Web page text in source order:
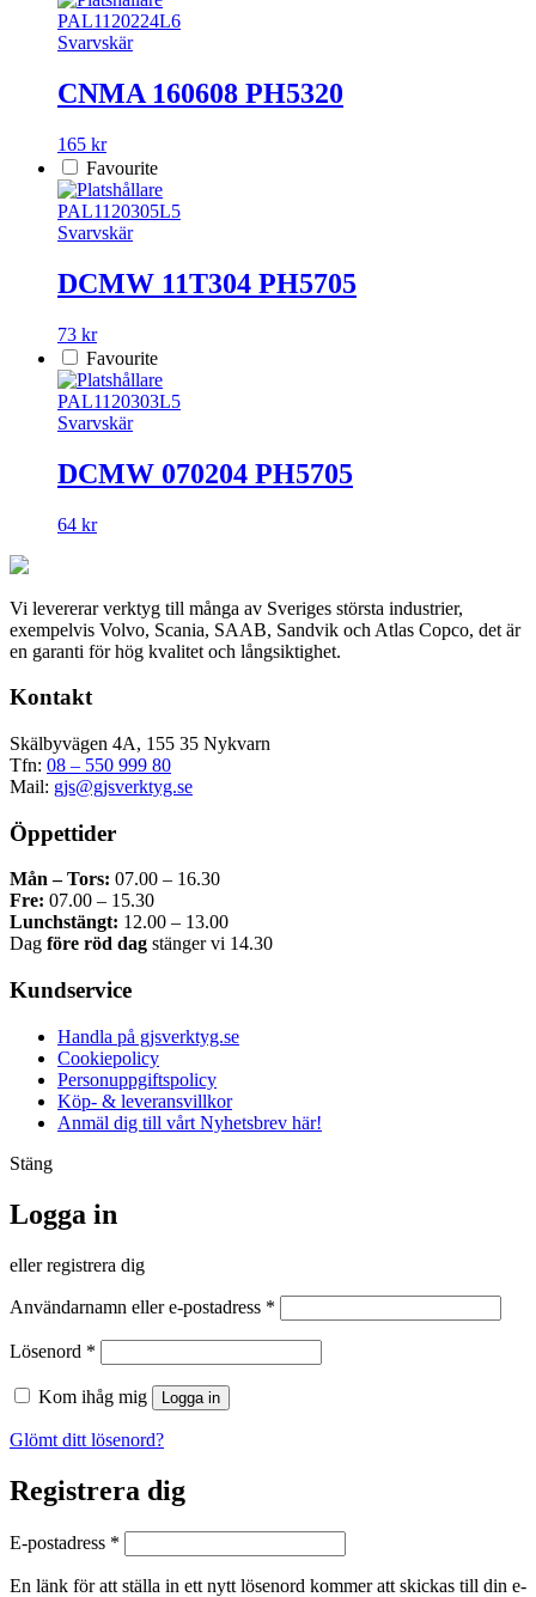
PAL1120224L6
Svarvskär
CNMA 160608 PH5320
165 kr
Favourite
PAL1120305L5
Svarvskär
DCMW 11T304 PH5705
73 kr
Favourite
PAL1120303L5
Svarvskär
DCMW 070204 PH5705
64 kr
Vi levererar verktyg till många av Sveriges största industrier,
exempelvis Volvo, Scania, SAAB, Sandvik och Atlas Copco, det är
en garanti för hög kvalitet och långsiktighet.
Kontakt
Skälbyvägen 4A, 155 35 Nykvarn
Tfn: 08 – 550 999 80
Mail: gjs@gjsverktyg.se
Öppettider
Mån – Tors: 07.00 – 16.30
Fre: 07.00 – 15.30
Lunchstängt: 12.00 – 13.00
Dag före röd dag stänger vi 14.30
Kundservice
Handla på gjsverktyg.se
Cookiepolicy
Personuppgiftspolicy
Köp- & leveransvillkor
Anmäl dig till vårt Nyhetsbrev här!
Stäng
Logga in
eller registrera dig
Användarnamn eller e-postadress *
Lösenord *
Kom ihåg mig Logga in
Glömt ditt lösenord?
Registrera dig
E-postadress *
En länk för att ställa in ett nytt lösenord kommer att skickas till din e-